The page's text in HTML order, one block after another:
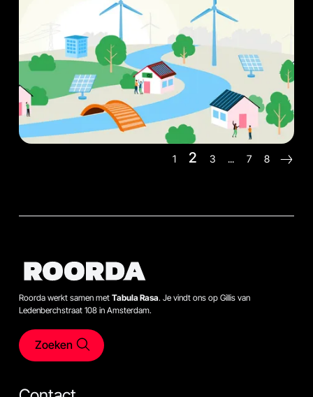
1 2 3 ... 7 8
Roorda werkt samen met Tabula Rasa. Je vindt ons op Gillis van
Ledenberchstraat 108 in Amsterdam.
Zoeken